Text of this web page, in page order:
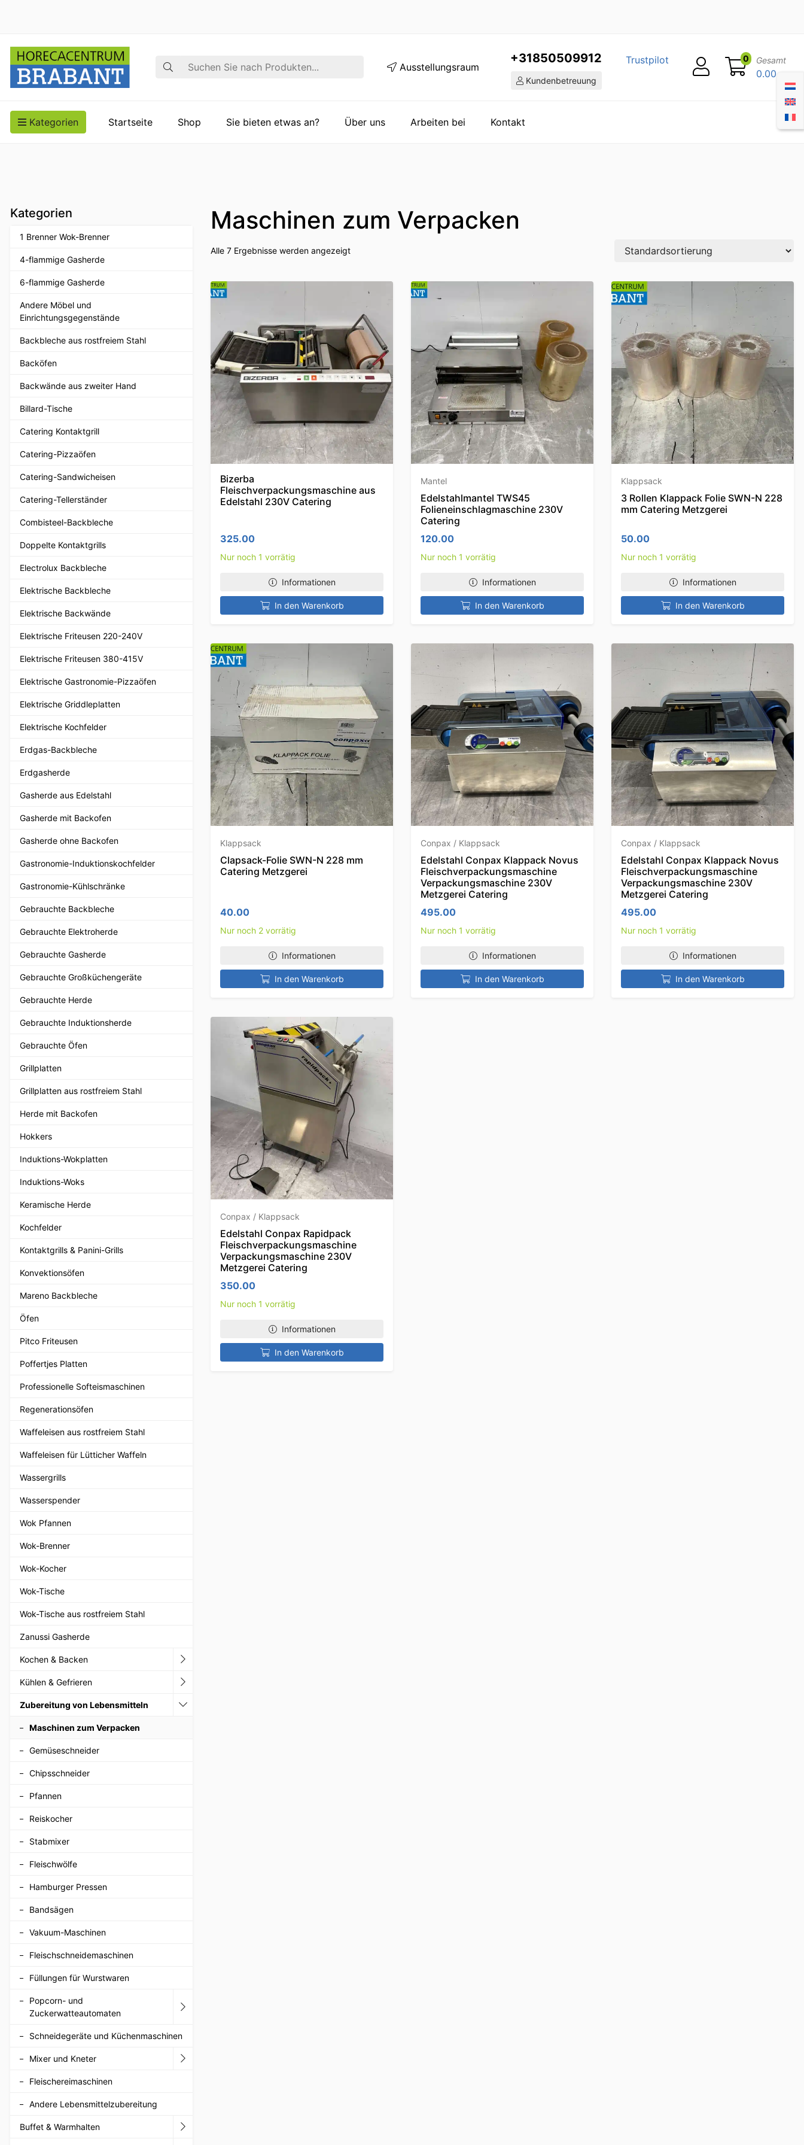
Suche Ausstellungsraum
+31850509912
Kundenbetreuung
Trustpilot 0 Gesamt
0.00
Kategorien Startseite Shop Sie bieten etwas an? Über uns Arbeiten bei Kontakt
Kategorien
1 Brenner Wok-Brenner
4-flammige Gasherde
6-flammige Gasherde
Andere Möbel und
Einrichtungsgegenstände
Backbleche aus rostfreiem Stahl
Backöfen
Backwände aus zweiter Hand
Billard-Tische
Catering Kontaktgrill
Catering-Pizzaöfen
Catering-Sandwicheisen
Catering-Tellerständer
Combisteel-Backbleche
Doppelte Kontaktgrills
Electrolux Backbleche
Elektrische Backbleche
Elektrische Backwände
Elektrische Friteusen 220-240V
Elektrische Friteusen 380-415V
Elektrische Gastronomie-Pizzaöfen
Elektrische Griddleplatten
Elektrische Kochfelder
Erdgas-Backbleche
Erdgasherde
Gasherde aus Edelstahl
Gasherde mit Backofen
Gasherde ohne Backofen
Gastronomie-Induktionskochfelder
Gastronomie-Kühlschränke
Gebrauchte Backbleche
Gebrauchte Elektroherde
Gebrauchte Gasherde
Gebrauchte Großküchengeräte
Gebrauchte Herde
Gebrauchte Induktionsherde
Gebrauchte Öfen
Grillplatten
Grillplatten aus rostfreiem Stahl
Herde mit Backofen
Hokkers
Induktions-Wokplatten
Induktions-Woks
Keramische Herde
Kochfelder
Kontaktgrills & Panini-Grills
Konvektionsöfen
Mareno Backbleche
Öfen
Pitco Friteusen
Poffertjes Platten
Professionelle Softeismaschinen
Regenerationsöfen
Waffeleisen aus rostfreiem Stahl
Waffeleisen für Lütticher Waffeln
Wassergrills
Wasserspender
Wok Pfannen
Wok-Brenner
Wok-Kocher
Wok-Tische
Wok-Tische aus rostfreiem Stahl
Zanussi Gasherde
Kochen & Backen
Kühlen & Gefrieren
Zubereitung von Lebensmitteln
Maschinen zum Verpacken
Gemüseschneider
Chipsschneider
Pfannen
Reiskocher
Stabmixer
Fleischwölfe
Hamburger Pressen
Bandsägen
Vakuum-Maschinen
Fleischschneidemaschinen
Füllungen für Wurstwaren
Popcorn- und
Zuckerwatteautomaten
Schneidegeräte und Küchenmaschinen
Mixer und Kneter
Fleischereimaschinen
Andere Lebensmittelzubereitung
Buffet & Warmhalten
Maschinen zum Verpacken
Alle 7 Ergebnisse werden angezeigt
Bizerba
Fleischverpackungsmaschine aus
Edelstahl 230V Catering
325.00
Nur noch 1 vorrätig
Informationen
In den Warenkorb
Mantel
Edelstahlmantel TWS45
Folieneinschlagmaschine 230V
Catering
120.00
Nur noch 1 vorrätig
Informationen
In den Warenkorb
Klappsack
3 Rollen Klappack Folie SWN-N 228
mm Catering Metzgerei
50.00
Nur noch 1 vorrätig
Informationen
In den Warenkorb
Klappsack
Clapsack-Folie SWN-N 228 mm
Catering Metzgerei
40.00
Nur noch 2 vorrätig
Informationen
In den Warenkorb
Conpax / Klappsack
Edelstahl Conpax Klappack Novus
Fleischverpackungsmaschine
Verpackungsmaschine 230V
Metzgerei Catering
495.00
Nur noch 1 vorrätig
Informationen
In den Warenkorb
Conpax / Klappsack
Edelstahl Conpax Klappack Novus
Fleischverpackungsmaschine
Verpackungsmaschine 230V
Metzgerei Catering
495.00
Nur noch 1 vorrätig
Informationen
In den Warenkorb
Conpax / Klappsack
Edelstahl Conpax Rapidpack
Fleischverpackungsmaschine
Verpackungsmaschine 230V
Metzgerei Catering
350.00
Nur noch 1 vorrätig
Informationen
In den Warenkorb